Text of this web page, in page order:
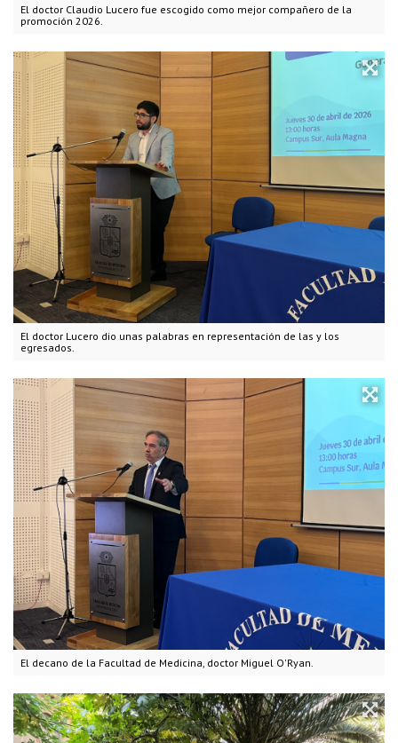
El doctor Claudio Lucero fue escogido como mejor compañero de la
promoción 2026.
El doctor Lucero dio unas palabras en representación de las y los
egresados.
El decano de la Facultad de Medicina, doctor Miguel O'Ryan.